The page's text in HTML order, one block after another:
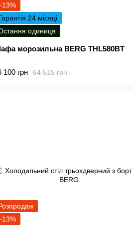
24 місяці
одиниця
морозильна BERG THL580BT
64 515 грн
100 грн